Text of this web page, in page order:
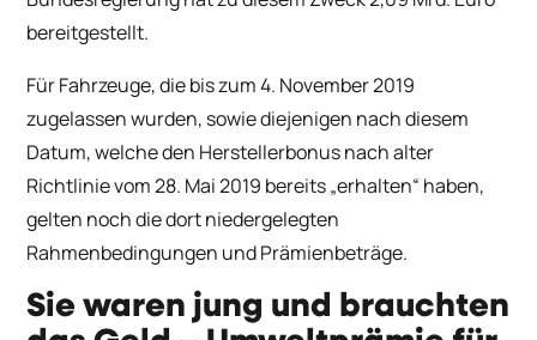
bereitgestellt.
Für Fahrzeuge, die bis zum 4. November 2019
zugelassen wurden, sowie diejenigen nach diesem
Datum, welche den Herstellerbonus nach alter
Richtlinie vom 28. Mai 2019 bereits „erhalten“ haben,
gelten noch die dort niedergelegten
Rahmenbedingungen und Prämienbeträge.
Sie waren jung und brauchten